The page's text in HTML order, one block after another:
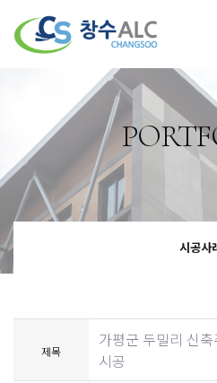
시공사
제목
가평군 두밀리 신
시공